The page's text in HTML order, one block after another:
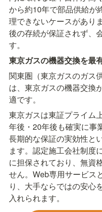
から約10年で部品供給が
理できないケースがあり
後の存続が保証されず、
す。
東京ガスの機器交換を最
関東圏（東京ガスのガス
は、東京ガスの機器交換
適です。
東京ガスは東証プライム
年後・20年後も確実に事
長期的な保証の実効性と
ます。認定施工会社制度
に担保されており、無資
せん。Web専用サービス
り、大手ならではの安心
入れられます。